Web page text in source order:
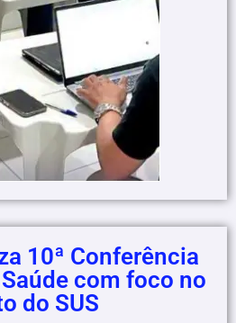
10ª Conferência
com foco no
do SUS